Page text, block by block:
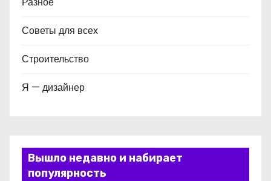
Советы для всех
Строительство
Я — дизайнер
Вышло недавно и набирает
популярность